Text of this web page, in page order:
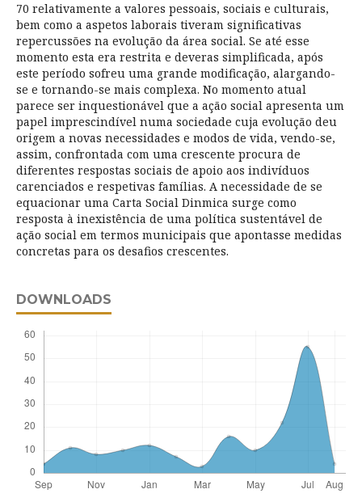
70 relativamente a valores pessoais, sociais e culturais,
bem como a aspetos laborais tiveram significativas
repercussões na evolução da área social. Se até esse
momento esta era restrita e deveras simplificada, após
este período sofreu uma grande modificação, alargando-
se e tornando-se mais complexa. No momento atual
parece ser inquestionável que a ação social apresenta um
papel imprescindível numa sociedade cuja evolução deu
origem a novas necessidades e modos de vida, vendo-se,
assim, confrontada com uma crescente procura de
diferentes respostas sociais de apoio aos indivíduos
carenciados e respetivas famílias. A necessidade de se
equacionar uma Carta Social Dinmica surge como
resposta à inexistência de uma política sustentável de
ação social em termos municipais que apontasse medidas
concretas para os desafios crescentes.
DOWNLOADS